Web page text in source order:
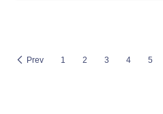
Prev 1 2 3 4 5